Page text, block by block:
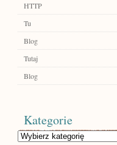
HTTP
Tu
Blog
Tutaj
Blog
Kategorie
Kategorie